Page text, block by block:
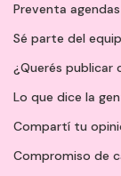
Preventa agendas
Sé parte del
¿Querés publicar
Lo que dice la
Compartí tu
Compromiso de